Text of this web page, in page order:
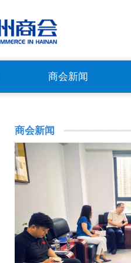
商会新闻
商会新闻